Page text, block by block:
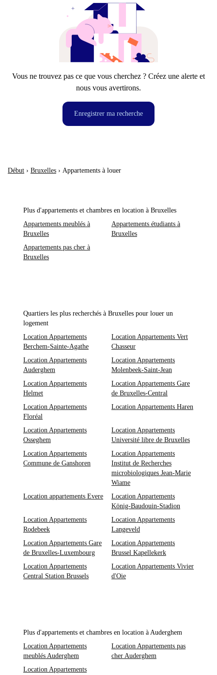
Vous ne trouvez pas ce que vous cherchez ? Créez une alerte et
nous vous avertirons.
Enregistrer ma recherche
Début › Bruxelles › Appartements à louer
Plus d'appartements et chambres en location à Bruxelles
Appartements meublés à
Bruxelles
Appartements étudiants à
Bruxelles
Appartements pas cher à
Bruxelles
Quartiers les plus recherchés à Bruxelles pour louer un
logement
Location Appartements
Berchem-Sainte-Agathe
Location Appartements Vert
Chasseur
Location Appartements
Auderghem
Location Appartements
Molenbeek-Saint-Jean
Location Appartements
Helmet
Location Appartements Gare
de Bruxelles-Central
Location Appartements
Floréal
Location Appartements Haren
Location Appartements
Osseghem
Location Appartements
Université libre de Bruxelles
Location Appartements
Commune de Ganshoren
Location Appartements
Institut de Recherches
microbiologiques Jean-Marie
Wiame
Location appartements Evere
Location Appartements
König-Baudouin-Stadion
Location Appartements
Rodebeek
Location Appartements
Langeveld
Location Appartements Gare
de Bruxelles-Luxembourg
Location Appartements
Brussel Kapellekerk
Location Appartements
Central Station Brussels
Location Appartements Vivier
d'Oie
Plus d'appartements et chambres en location à Auderghem
Location Appartements
meublés Auderghem
Location Appartements pas
cher Auderghem
Location Appartements